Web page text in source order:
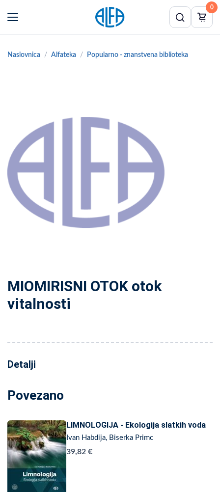
0
Naslovnica Alfateka Popularno - znanstvena biblioteka
MIOMIRISNI OTOK otok
vitalnosti
Detalji
Povezano
LIMNOLOGIJA - Ekologija slatkih voda
Ivan Habdija, Biserka Primc
39,82 €